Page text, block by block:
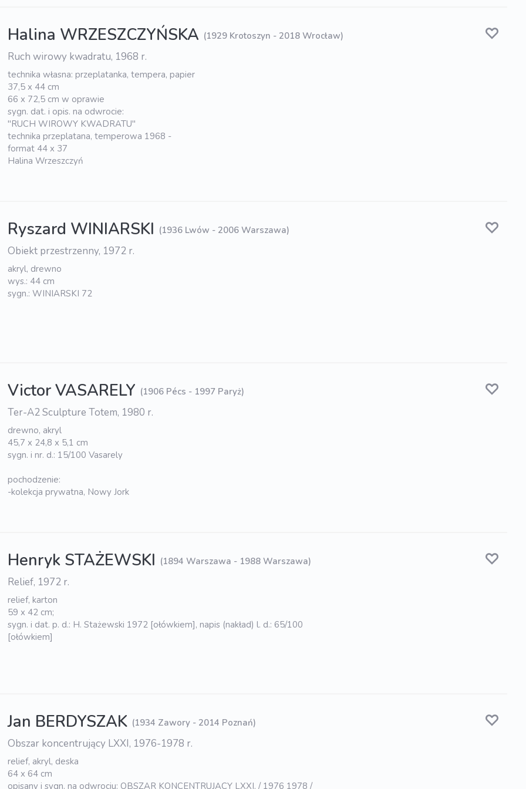
Halina WRZESZCZYŃSKA (1929 Krotoszyn - 2018 Wrocław)
Ruch wirowy kwadratu, 1968 r.
technika własna: przeplatanka, tempera, papier
37,5 x 44 cm
66 x 72,5 cm w oprawie
sygn. dat. i opis. na odwrocie:
"RUCH WIROWY KWADRATU"
technika przeplatana, temperowa 1968 -
format 44 x 37
Halina Wrzeszczyń
Ryszard WINIARSKI (1936 Lwów - 2006 Warszawa)
Obiekt przestrzenny, 1972 r.
akryl, drewno
wys.: 44 cm
sygn.: WINIARSKI 72
Victor VASARELY (1906 Pécs - 1997 Paryż)
Ter-A2 Sculpture Totem, 1980 r.
drewno, akryl
45,7 x 24,8 x 5,1 cm
sygn. i nr. d.: 15/100 Vasarely
pochodzenie:
-kolekcja prywatna, Nowy Jork
Henryk STAŻEWSKI (1894 Warszawa - 1988 Warszawa)
Relief, 1972 r.
relief, karton
59 x 42 cm;
sygn. i dat. p. d.: H. Stażewski 1972 [ołówkiem], napis (nakład) l. d.: 65/100
[ołówkiem]
Jan BERDYSZAK (1934 Zawory - 2014 Poznań)
Obszar koncentrujący LXXI, 1976-1978 r.
relief, akryl, deska
64 x 64 cm
opisany i sygn. na odwrociu: OBSZAR KONCENTRUJĄCY LXXI. / 1976 1978 /